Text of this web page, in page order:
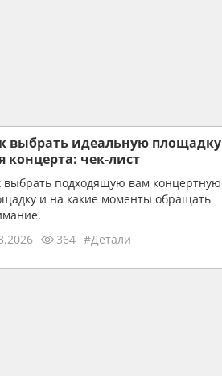
выбрать идеальную площадку
концерта: чек-лист
выбрать подходящую вам концертную
и на какие моменты обращать
364 #Детали